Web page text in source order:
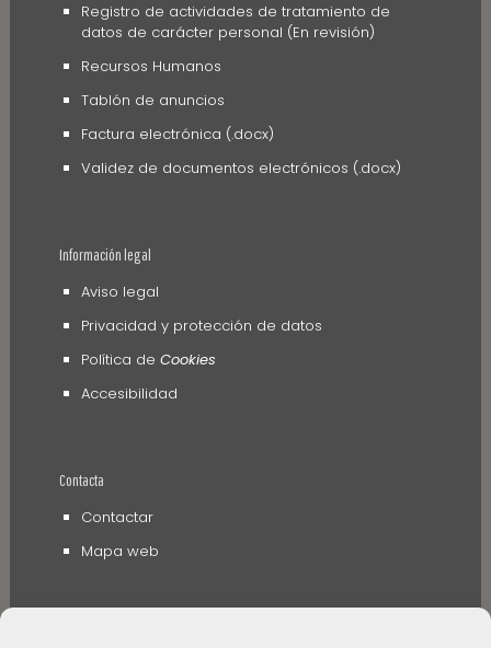
Registro de actividades de tratamiento de
datos de carácter personal (En revisión)
Recursos Humanos
Tablón de anuncios
Factura electrónica (.docx)
Validez de documentos electrónicos (.docx)
Información legal
Aviso legal
Privacidad y protección de datos
Política de Cookies
Accesibilidad
Contacta
Contactar
Mapa web